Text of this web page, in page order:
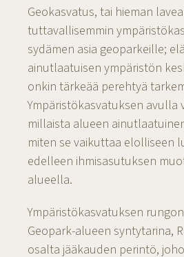
Geokasvatus, tai hieman
tuttavallisemmin
sydämen asia geoparkeille;
ainutlaatuisen ympäristön
onkin tärkeää perehtyä
Ympäristökasvatuksen avulla
millaista alueen
miten se vaikuttaa elolliseen
edelleen ihmisasutuksen
alueella.
Ympäristökasvatuksen
Geopark-alueen syntytarina,
osalta jääkauden perintö,